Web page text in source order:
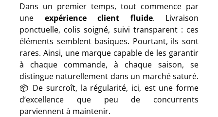
Dans un premier temps, tout commence par
une expérience client fluide. Livraison
ponctuelle, colis soigné, suivi transparent : ces
éléments semblent basiques. Pourtant, ils sont
rares. Ainsi, une marque capable de les garantir
à chaque commande, à chaque saison, se
distingue naturellement dans un marché saturé.
📦 De surcroît, la régularité, ici, est une forme
d’excellence que peu de concurrents
parviennent à maintenir.